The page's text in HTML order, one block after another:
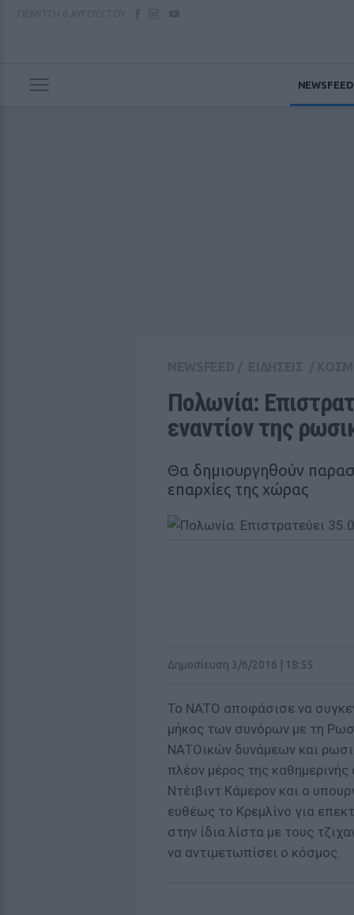
NEWSFEED
Πολωνία:
εναντίον της
Θα δημιουργηθούν
επαρχίες της χώρας
Δημοσίευση 3/6/2016 | 18:55
Το ΝΑΤΟ αποφάσισε να
μήκος των συνόρων με τη
ΝΑΤΟικών δυνάμεων και
πλέον μέρος της
Ντέιβιντ Κάμερον και ο
ευθέως το Κρεμλίνο για
στην ίδια λίστα με τους
να αντιμετωπίσει ο κόσμος.